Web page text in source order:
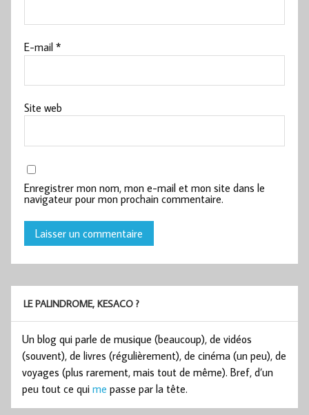
E-mail*
Site web
Enregistrer mon nom, mon e-mail et mon site dans le
navigateur pour mon prochain commentaire.
LE PALINDROME, KESACO ?
Un blog qui parle de musique (beaucoup), de vidéos
(souvent), de livres (régulièrement), de cinéma (un peu), de
voyages (plus rarement, mais tout de même). Bref, d’un
peu tout ce qui me passe par la tête.